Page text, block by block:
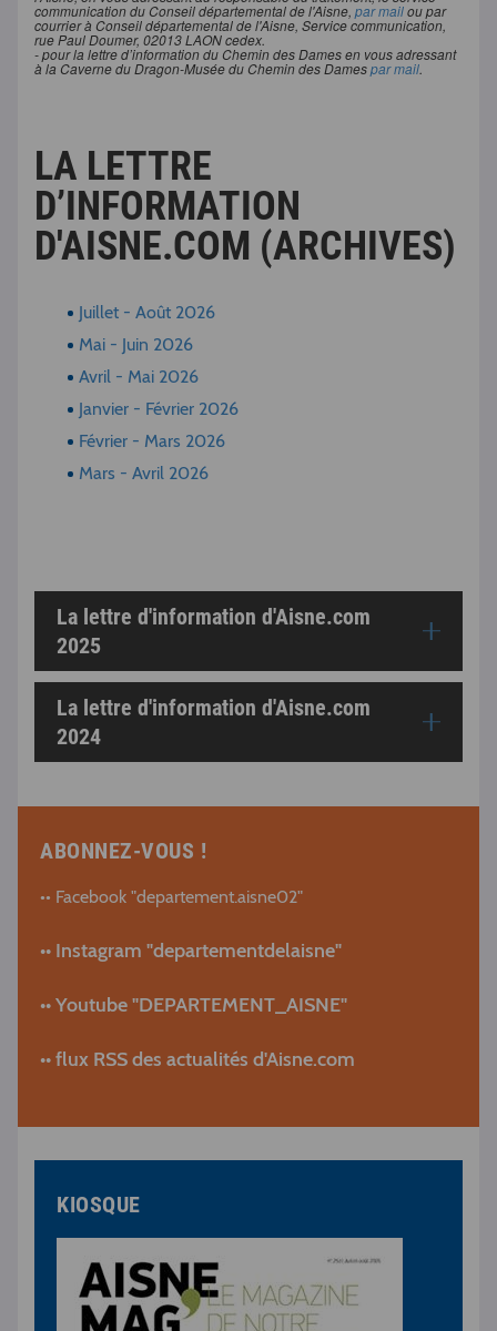
communication du Conseil départemental de l'Aisne, par mailou par
courrier à Conseil départemental de l'Aisne, Service communication,
rue Paul Doumer, 02013 LAON cedex.
- pour la lettre d’information du Chemin des Dames en vous adressant
à la Caverne du Dragon-Musée du Chemin des Damespar mail.
LA LETTRE
D’INFORMATION
D'AISNE.COM (ARCHIVES)
Juillet - Août 2026
Mai - Juin 2026
Avril - Mai 2026
Janvier - Février 2026
Février - Mars 2026
Mars - Avril 2026
La lettre d'information d'Aisne.com
2025
La lettre d'information d'Aisne.com
2024
ABONNEZ-VOUS !
•• Facebook "departement.aisne02"
•• Instagram "departementdelaisne"
•• Youtube "DEPARTEMENT_AISNE"
•• flux RSS des actualités d'Aisne.com
KIOSQUE